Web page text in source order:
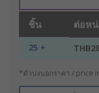
ชิ้น ต่อห
25 +
*ตัวบ่งบอกราคา / price